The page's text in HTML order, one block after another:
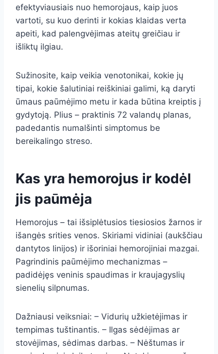
efektyviausiais nuo hemorojaus, kaip juos
vartoti, su kuo derinti ir kokias klaidas verta
apeiti, kad palengvėjimas ateitų greičiau ir
išliktų ilgiau.
Sužinosite, kaip veikia venotonikai, kokie jų
tipai, kokie šalutiniai reiškiniai galimi, ką daryti
ūmaus paūmėjimo metu ir kada būtina kreiptis į
gydytoją. Plius – praktinis 72 valandų planas,
padedantis numalšinti simptomus be
bereikalingo streso.
Kas yra hemorojus ir kodėl
jis paūmėja
Hemorojus – tai išsiplėtusios tiesiosios žarnos ir
išangės srities venos. Skiriami vidiniai (aukščiau
dantytos linijos) ir išoriniai hemorojiniai mazgai.
Pagrindinis paūmėjimo mechanizmas –
padidėjęs veninis spaudimas ir kraujagyslių
sienelių silpnumas.
Dažniausi veiksniai: – Vidurių užkietėjimas ir
tempimas tuštinantis. – Ilgas sėdėjimas ar
stovėjimas, sėdimas darbas. – Nėštumas ir